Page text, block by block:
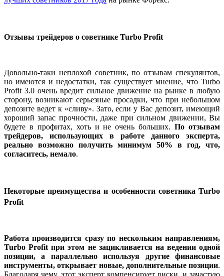
Отзывы трейдеров о советнике Turbo Profit
Довольно-таки неплохой советник, по отзывам спекулянтов,
но имеются и недостатки, так существует мнение, что Turbo
Profit 3.0 очень вредит сильное движение на рынке в любую
сторону, возникают серьезные просадки, что при небольшом
депозите ведет к «сливу». Зато, если у Вас депозит, имеющий
хороший запас прочности, даже при сильном движении, Вы
будете в профитах, хоть и не очень больших.По отзывам
трейдеров, использующих в работе данного эксперта,
реально возможно получить минимум 50% в год, что,
согласитесь, немало.
Некоторые преимущества и особенности советника Turbo
Profit
Работа производится сразу по нескольким направлениям,
Turbo Profit при этом не зацикливается на ведении одной
позиции, а параллельно используя другие финансовые
инструменты, открывает новые, дополнительные позиции.
Благодаря чему, этот эксперт компенсирует риски, и зачастую